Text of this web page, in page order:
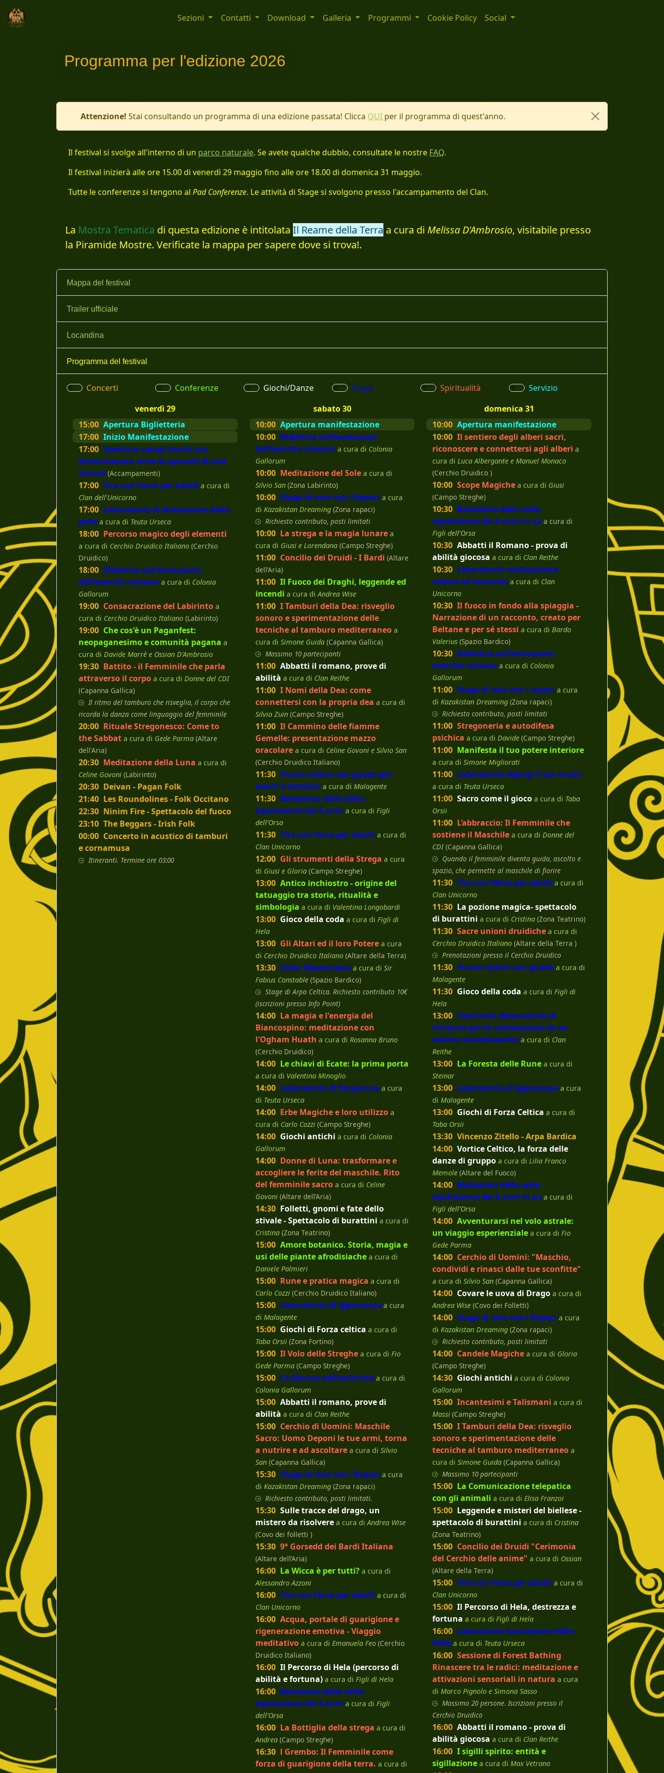
Sezioni Contatti Download Galleria Programmi Cookie Policy Social
Programma per l'edizione 2026
Attenzione! Stai consultando un programma di una edizione passata! Clicca QUI per il programma di quest'anno.
Il festival si svolge all'interno di un parco naturale. Se avete qualche dubbio, consultate le nostre FAQ.
Il festival inizierà alle ore 15.00 di venerdì 29 maggio fino alle ore 18.00 di domenica 31 maggio.
Tutte le conferenze si tengono al Pad Conferenze. Le attività di Stage si svolgono presso l'accampamento del Clan.
La Mostra Tematica di questa edizione è intitolata Il Reame della Terra a cura di Melissa D'Ambrosio, visitabile presso
la Piramide Mostre. Verificate la mappa per sapere dove si trova!.
Mappa del festival
Trailer ufficiale
Locandina
Programma del festival
Concerti Conferenze Giochi/Danze Stage Spiritualità
Servizio
venerdì 29
15:00 Apertura Biglietteria
17:00 Inizio Manifestazione
17:00 Apertura campi storici con
dimostrazioni varie di spaccati di vita
storica (Accampamenti)
17:00 Tiro con l'arco per adulti a cura di
Clan dell'Unicorno
17:00 Laboratorio di lavorazione della
pelle a cura di Teuta Urseca
18:00 Percorso magico degli elementi
a cura di Cerchio Druidico Italiano (Cerchio
Druidico)
18:00 Didattica sull'evoluzione
dell'esercito romano a cura di Colonia
Gallorum
19:00 Consacrazione del Labirinto a
cura di Cerchio Druidico Italiano (Labirinto)
19:00 Che cos'è un Paganfest:
neopaganesimo e comunità pagana a
cura di Davide Marrè e Ossian D'Ambrosio
19:30 Battito - il Femminile che parla
attraverso il corpo a cura di Donne del CDI
(Capanna Gallica)
Il ritmo del tamburo che risveglia, il corpo che
ricorda la danza come linguaggio del femminile
20:00 Rituale Stregonesco: Come to
the Sabbat a cura di Gede Parma (Altare
dell'Aria)
20:30 Meditazione della Luna a cura di
Celine Govoni (Labirinto)
20:30 Deivan - Pagan Folk
21:40 Les Roundolines - Folk Occitano
22:30 Ninim Fire - Spettacolo del fuoco
23:10 The Beggars - Irish Folk
00:00 Concerto in acustico di tamburi
e cornamusa
Itineranti. Termine ore 03:00
sabato 30
10:00 Apertura manifestazione
10:00 Didattica sull’evoluzione
dell’esercito romano a cura di Colonia
Gallorum
10:00 Meditazione del Sole a cura di
Silvio San (Zona Labirinto)
10:00 Stage di volo con i Rapaci a cura
di Kazakistan Dreaming (Zona rapaci)
Richiesto contributo, posti limitati
10:00 La strega e la magia lunare a
cura di Giusi e Lorendana (Campo Streghe)
11:00 Concilio dei Druidi - I Bardi (Altare
dell’Aria)
11:00 Il Fuoco dei Draghi, leggende ed
incendi a cura diAndrea Wise
11:00 I Tamburi della Dea: risveglio
sonoro e sperimentazione delle
tecniche al tamburo mediterraneo a
cura di Simone Guida (Capanna Gallica)
Massimo 10 partecipanti
11:00 Abbatti il romano, prove di
abilità a cura di Clan Reithe
11:00 I Nomi della Dea: come
connettersi con la propria dea a cura di
Silvia Zuin (Campo Streghe)
11:00 Il Cammino delle fiamme
Gemelle: presentazione mazzo
oracolare a cura di Celine Govoni e Silvio San
(Cerchio Druidico Italiano)
11:30 Trucco celtico con guado per
adulti e bambini a cura di Malagente
11:30 Battesimo della Sella:
equitazione dai 6 anni a cura di Figli
dell’Orsa
11:30 Tiro con l’arco per adulti a cura di
Clan Unicorno
12:00 Gli strumenti della Strega a cura
di Giusi e Gloria (Campo Streghe)
13:00 Antico inchiostro - origine del
tatuaggio tra storia, ritualità e
simbologia a cura di Valentina Longobardi
13:00 Gioco della coda a cura di Figli di
Hela
13:00 Gli Altari ed il loro Potere a cura
di Cerchio Druidico Italiano (Altare della Terra)
13:30 Celtic Masterclass a cura di Sir
Fabius Constable (Spazio Bardico)
Stage di Arpa Celtica. Richiesto contributo 10€
(iscrizioni presso Info Point)
14:00 La magia e l'energia del
Biancospino: meditazione con
l'Ogham Huath a cura di Rosanna Bruno
(Cerchio Druidico)
14:00 Le chiavi di Ecate: la prima porta
a cura di Valentina Minoglio
14:00 Laboratorio di forgiatura a cura
di Teuta Urseca
14:00 Erbe Magiche e loro utilizzo a
cura di Carlo Cozzi (Campo Streghe)
14:00 Giochi antichi a cura di Colonia
Gallorum
14:00 Donne di Luna: trasformare e
accogliere le ferite del maschile. Rito
del femminile sacro a cura di Celine
Govoni (Altare dell’Aria)
14:30 Folletti, gnomi e fate dello
stivale - Spettacolo di burattini a cura di
Cristina (Zona Teatrino)
15:00 Amore botanico. Storia, magia e
usi delle piante afrodisiache a cura di
Daniele Palmieri
15:00 Rune e pratica magica a cura di
Carlo Cozzi (Cerchio Druidico Italiano)
15:00 Laboratorio di Ippocrasso a cura
di Malagente
15:00 Giochi di Forza celtica a cura di
Taba Orsii (Zona Fortino)
15:00 Il Volo delle Streghe a cura di Fio
Gede Parma (Campo Streghe)
15:00 La Musica nell’antichità a cura di
Colonia Gallorum
15:00 Abbatti il romano, prove di
abilità a cura di Clan Reithe
15:00 Cerchio di Uomini: Maschile
Sacro: Uomo Deponi le tue armi, torna
a nutrire e ad ascoltare a cura di Silvio
San (Capanna Gallica)
15:30 Stage di volo con i Rapaci a cura
di Kazakistan Dreaming (Zona rapaci)
Richiesto contributo, posti limitati.
15:30 Sulle tracce del drago, un
mistero da risolvere a cura diAndrea Wise
(Covo dei folletti )
15:30 9° Gorsedd dei Bardi Italiana
(Altare dell’Aria)
16:00 La Wicca è per tutti? a cura di
Alessandro Azzoni
16:00 Tiro con l’arco per adulti a cura di
Clan Unicorno
16:00 Acqua, portale di guarigione e
rigenerazione emotiva - Viaggio
meditativo a cura di Emanuela Feo (Cerchio
Druidico Italiano)
16:00 Il Percorso di Hela (percorso di
abilità e fortuna) a cura di Figli di Hela
16:00 Battesimo della sella:
equitazione dai 6 anni a cura di Figli
dell’Orsa
16:00 La Bottiglia della strega a cura di
Andrea (Campo Streghe)
16:30 l Grembo: Il Femminile come
forza di guarigione della terra. a cura di
domenica 31
10:00 Apertura manifestazione
10:00 Il sentiero degli alberi sacri,
riconoscere e connettersi agli alberi a
cura di Luca Albergante e Manuel Monaco
(Cerchio Druidico )
10:00 Scope Magiche a cura di Giusi
(Campo Streghe)
10:30 Battesimo della sella,
equitazione dai 6 anni in su a cura di
Figli dell’Orsa
10:30 Abbatti il Romano - prova di
abilità giocosa a cura di Clan Reithe
10:30 Laboratorio realizzazione
calzari ed accessori a cura di Clan
Unicorno
10:30 Il fuoco in fondo alla spiaggia -
Narrazione di un racconto, creato per
Beltane e per sé stessi a cura di Bardo
Valerius (Spazio Bardico)
10:30 Didattica sull’evoluzione
esercito romano a cura di Colonia
Gallorum
11:00 Stage di volo con i rapaci a cura
di Kazakistan Dreaming (Zona rapaci)
Richiesto contributo, posti limitati
11:00 Stregoneria e autodifesa
psichica a cura di Davide (Campo Streghe)
11:00 Manifesta il tuo potere interiore
a cura di Simone Migliorati
11:00 Laboratorio dipingi il tuo scudo
a cura di Teuta Urseca
11:00 Sacro come il gioco a cura di Taba
Orsii
11:00 L’abbraccio: Il Femminile che
sostiene il Maschile a cura di Donne del
CDI (Capanna Gallica)
Quando il femminile diventa guida, ascolto e
spazio, che permette al maschile di fiorire
11:30 Tiro con l’Arco per adulti a cura di
Clan Unicorno
11:30 La pozione magica- spettacolo
di burattini a cura di Cristina (Zona Teatrino)
11:30 Sacre unioni druidiche a cura di
Cerchio Druidico Italiano (Altare della Terra )
Prenotazioni presso il Cerchio Druidico
11:30 Trucco celtico con guado a cura di
Malagente
11:30 Gioco della coda a cura di Figli di
Hela
13:00 Cestineria (laboratorio di
intreccio per la realizzazione di un
cestino svuotatasche) a cura di Clan
Reithe
13:00 La Foresta delle Rune a cura di
Steinar
13:00 Laboratorio di Ippocrasso a cura
di Malagente
13:00 Giochi di Forza Celtica a cura di
Taba Orsii
13:30 Vincenzo Zitello - Arpa Bardica
14:00 Vortice Celtico, la forza delle
danze di gruppo a cura di Lilia Franco
Memole (Altare del Fuoco)
14:00 Battesimo della sella -
equitazione dai 6 anni in su a cura di
Figli dell’Orsa
14:00 Avventurarsi nel volo astrale:
un viaggio esperienziale a cura di Fio
Gede Parma
14:00 Cerchio di Uomini: "Maschio,
condividi e rinasci dalle tue sconfitte"
a cura di Silvio San (Capanna Gallica)
14:00 Covare le uova di Drago a cura di
Andrea Wise (Covo dei Folletti)
14:00 Stage di volo con i Rapaci a cura
di Kazakistan Dreaming (Zona rapaci)
Richiesto contributo, posti limitati
14:00 Candele Magiche a cura di Gloria
(Campo Streghe)
14:30 Giochi antichi a cura di Colonia
Gallorum
15:00 Incantesimi e Talismani a cura di
Massi (Campo Streghe)
15:00 I Tamburi della Dea: risveglio
sonoro e sperimentazione delle
tecniche al tamburo mediterraneo a
cura di Simone Guida (Capanna Gallica)
Massimo 10 partecipanti
15:00 La Comunicazione telepatica
con gli animali a cura di Elisa Franzoi
15:00 Leggende e misteri del biellese -
spettacolo di burattini a cura di Cristina
(Zona Teatrino)
15:00 Concilio dei Druidi "Cerimonia
del Cerchio delle anime" a cura di Ossian
(Altare della Terra)
15:00 Tiro con l’arco per adulti a cura di
Clan Unicorno
15:00 Il Percorso di Hela, destrezza e
fortuna a cura di Figli di Hela
16:00 Laboratorio lavorazione della
Pelle a cura di Teuta Urseca
16:00 Sessione di Forest Bathing
Rinascere tra le radici: meditazione e
attivazioni sensoriali in natura a cura
di Marco Pignolo e Simona Sasso
Massimo 20 persone. Iscrizioni presso il
Cerchio Druidico
16:00 Abbatti il romano - prova di
abilità giocosa a cura di Clan Reithe
16:00 I sigilli spirito: entità e
sigillazione a cura di Max Vetrano